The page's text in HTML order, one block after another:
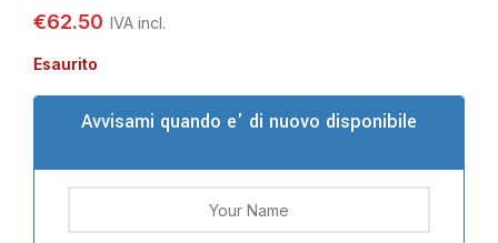
€62.50
Esaurito
Avvisami quando e' di nuovo disponibile